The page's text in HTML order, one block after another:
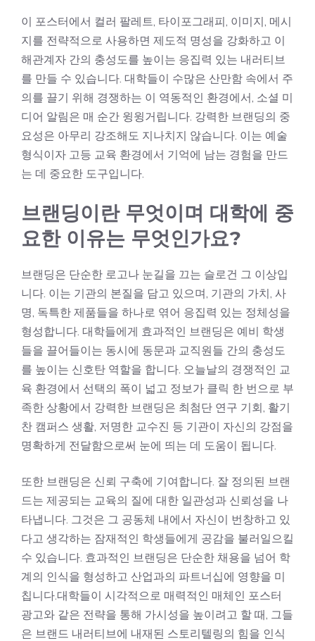
이 포스터에서 컬러 팔레트, 타이포그래피, 이미지, 메시
지를 전략적으로 사용하면 제도적 명성을 강화하고 이
해관계자 간의 충성도를 높이는 응집력 있는 내러티브
를 만들 수 있습니다. 대학들이 수많은 산만함 속에서 주
의를 끌기 위해 경쟁하는 이 역동적인 환경에서, 소셜 미
디어 알림은 매 순간 윙윙거립니다. 강력한 브랜딩의 중
요성은 아무리 강조해도 지나치지 않습니다. 이는 예술
형식이자 고등 교육 환경에서 기억에 남는 경험을 만드
는 데 중요한 도구입니다.
브랜딩이란 무엇이며 대학에 중
요한 이유는 무엇인가요?
브랜딩은 단순한 로고나 눈길을 끄는 슬로건 그 이상입
니다. 이는 기관의 본질을 담고 있으며, 기관의 가치, 사
명, 독특한 제품들을 하나로 엮어 응집력 있는 정체성을
형성합니다. 대학들에게 효과적인 브랜딩은 예비 학생
들을 끌어들이는 동시에 동문과 교직원들 간의 충성도
를 높이는 신호탄 역할을 합니다. 오늘날의 경쟁적인 교
육 환경에서 선택의 폭이 넓고 정보가 클릭 한 번으로 부
족한 상황에서 강력한 브랜딩은 최첨단 연구 기회, 활기
찬 캠퍼스 생활, 저명한 교수진 등 기관이 자신의 강점을
명확하게 전달함으로써 눈에 띄는 데 도움이 됩니다.
또한 브랜딩은 신뢰 구축에 기여합니다. 잘 정의된 브랜
드는 제공되는 교육의 질에 대한 일관성과 신뢰성을 나
타냅니다. 그것은 그 공동체 내에서 자신이 번창하고 있
다고 생각하는 잠재적인 학생들에게 공감을 불러일으킬
수 있습니다. 효과적인 브랜딩은 단순한 채용을 넘어 학
계의 인식을 형성하고 산업과의 파트너십에 영향을 미
칩니다.대학들이 시각적으로 매력적인 매체인 포스터
광고와 같은 전략을 통해 가시성을 높이려고 할 때, 그들
은 브랜드 내러티브에 내재된 스토리텔링의 힘을 인식